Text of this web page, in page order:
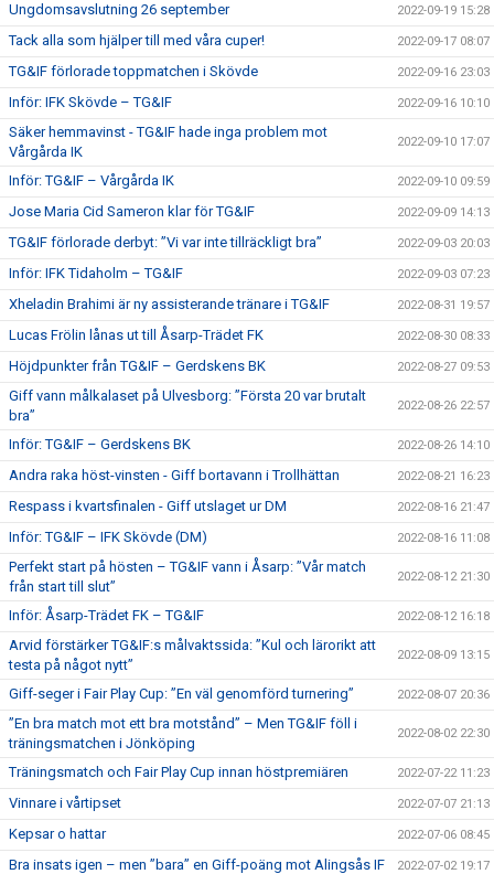
Ungdomsavslutning 26 september 2022-09-19 15:28
Tack alla som hjälper till med våra cuper! 2022-09-17 08:07
TG&IF förlorade toppmatchen i Skövde 2022-09-16 23:03
Inför: IFK Skövde – TG&IF 2022-09-16 10:10
Säker hemmavinst - TG&IF hade inga problem mot
Vårgårda IK
2022-09-10 17:07
Inför: TG&IF – Vårgårda IK 2022-09-10 09:59
Jose Maria Cid Sameron klar för TG&IF 2022-09-09 14:13
TG&IF förlorade derbyt: ”Vi var inte tillräckligt bra” 2022-09-03 20:03
Inför: IFK Tidaholm – TG&IF 2022-09-03 07:23
Xheladin Brahimi är ny assisterande tränare i TG&IF 2022-08-31 19:57
Lucas Frölin lånas ut till Åsarp-Trädet FK 2022-08-30 08:33
Höjdpunkter från TG&IF – Gerdskens BK 2022-08-27 09:53
Giff vann målkalaset på Ulvesborg: ”Första 20 var brutalt
bra”
2022-08-26 22:57
Inför: TG&IF – Gerdskens BK 2022-08-26 14:10
Andra raka höst-vinsten - Giff bortavann i Trollhättan 2022-08-21 16:23
Respass i kvartsfinalen - Giff utslaget ur DM 2022-08-16 21:47
Inför: TG&IF – IFK Skövde (DM) 2022-08-16 11:08
Perfekt start på hösten – TG&IF vann i Åsarp: ”Vår match
från start till slut”
2022-08-12 21:30
Inför: Åsarp-Trädet FK – TG&IF 2022-08-12 16:18
Arvid förstärker TG&IF:s målvaktssida: ”Kul och lärorikt att
testa på något nytt”
2022-08-09 13:15
Giff-seger i Fair Play Cup: ”En väl genomförd turnering” 2022-08-07 20:36
”En bra match mot ett bra motstånd” – Men TG&IF föll i
träningsmatchen i Jönköping
2022-08-02 22:30
Träningsmatch och Fair Play Cup innan höstpremiären 2022-07-22 11:23
Vinnare i vårtipset 2022-07-07 21:13
Kepsar o hattar 2022-07-06 08:45
Bra insats igen – men ”bara” en Giff-poäng mot Alingsås IF 2022-07-02 19:17